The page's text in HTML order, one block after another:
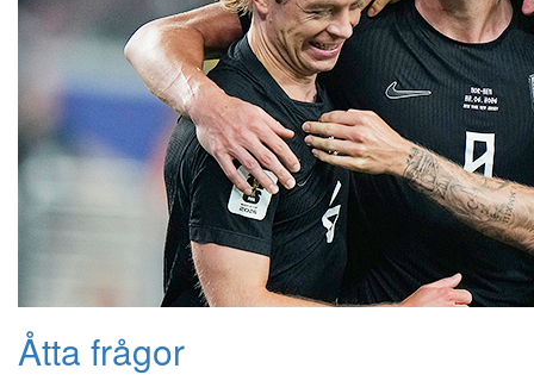
Åtta frågor